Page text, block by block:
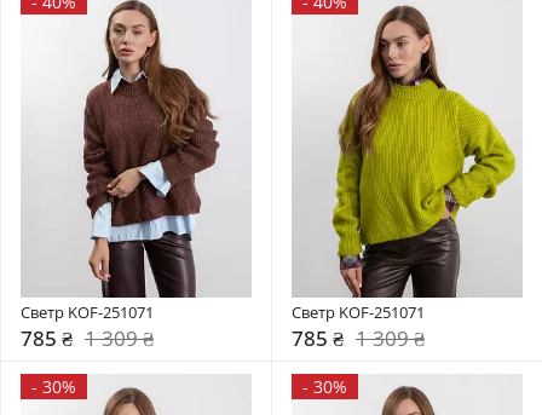
Светр KOF-251071
785 ₴ 1 309 ₴
Светр KOF-251071
785 ₴ 1 309 ₴
- 30% - 30%